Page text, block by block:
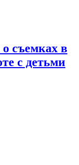
съемках в
с детьми